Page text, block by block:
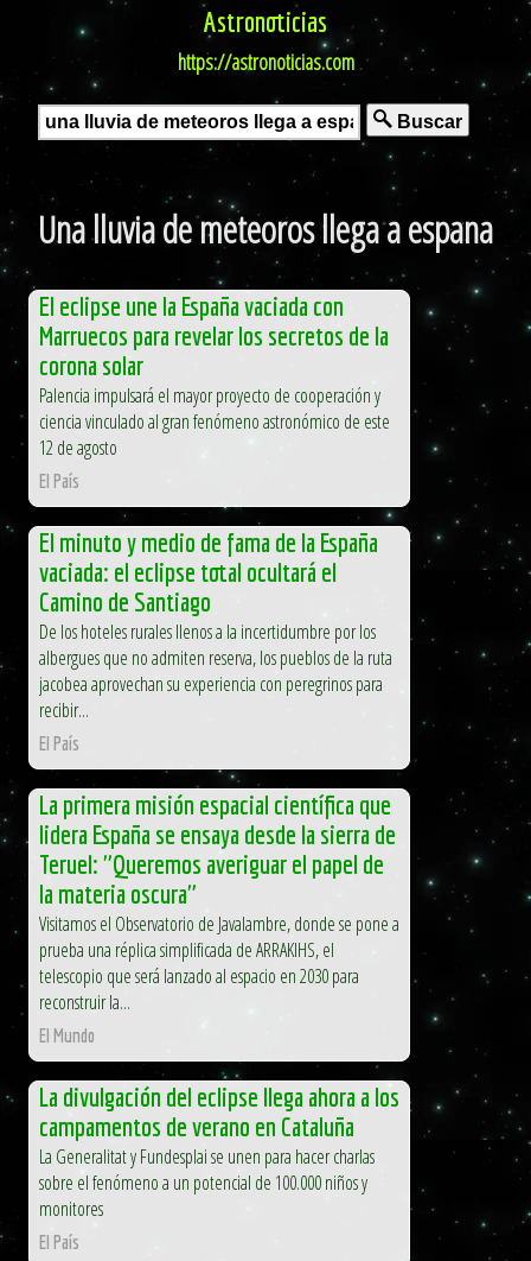
Astronoticias
https://astronoticias.com
Buscar
Una lluvia de meteoros llega a espana
El eclipse une la España vaciada con
Marruecos para revelar los secretos de la
corona solar
Palencia impulsará el mayor proyecto de cooperación y
ciencia vinculado al gran fenómeno astronómico de este
12 de agosto
El País
El minuto y medio de fama de la España
vaciada: el eclipse total ocultará el
Camino de Santiago
De los hoteles rurales llenos a la incertidumbre por los
albergues que no admiten reserva, los pueblos de la ruta
jacobea aprovechan su experiencia con peregrinos para
recibir...
El País
La primera misión espacial científica que
lidera España se ensaya desde la sierra de
Teruel: "Queremos averiguar el papel de
la materia oscura"
Visitamos el Observatorio de Javalambre, donde se pone a
prueba una réplica simplificada de ARRAKIHS, el
telescopio que será lanzado al espacio en 2030 para
reconstruir la...
El Mundo
La divulgación del eclipse llega ahora a los
campamentos de verano en Cataluña
La Generalitat y Fundesplai se unen para hacer charlas
sobre el fenómeno a un potencial de 100.000 niños y
monitores
El País